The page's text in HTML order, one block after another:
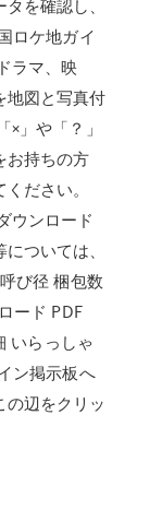
を確認し、
ロケ地ガイ
ラマ、映
地図と写真付
」や「？」
お持ちの方
ださい。
ウンロード
ついては、
び径 梱包数
ード PDF
いらっしゃ
ン掲示板へ
の辺をクリッ